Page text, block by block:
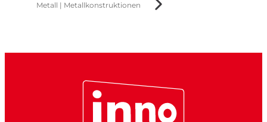
Metall | Metallkonstruktionen